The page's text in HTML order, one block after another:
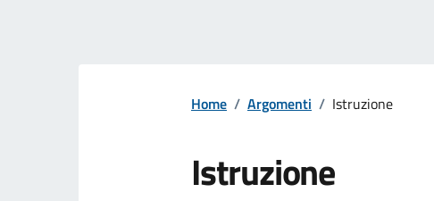
Home / Argomenti / Istruzione
Istruzione